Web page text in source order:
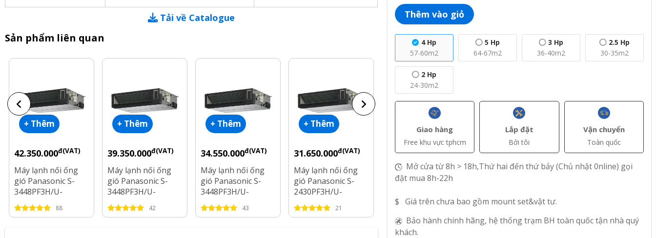
Tải về Catalogue
Sản phẩm liên quan
+ Thêm
42.350.000đ(VAT)
Máy lạnh nối ống
gió Panasonic S-
3448PF3H/U-
48PR1H5 Inverter
5.5 Hp
88
+ Thêm
39.350.000đ(VAT)
Máy lạnh nối ống
gió Panasonic S-
3448PF3H/U-
43PR1H5 Inverter 5
Hp
42
+ Thêm
34.550.000đ(VAT)
Máy lạnh nối ống
gió Panasonic S-
3448PF3H/U-
34PR1H5 Inverter 4
Hp
43
+ Thêm
31.650.000đ(VAT)
Máy lạnh nối ống
gió Panasonic S-
2430PF3H/U-
30PR1H5 Inverter
3.5 Hp
21
28.550.000đ(VAT)
Máy lạnh nối ống
gió Panasonic S-
24PR1H5 Inverter 3
+ Thêm
27.250.000đ(VAT)
Máy lạnh nối ống
21PR1H5 Inverter
+ Thêm
22.050.000đ(VAT)
Máy lạnh nối ống
Thêm vào giỏ
4 Hp
57-60m2
5 Hp
64-67m2
3 Hp
36-40m2
2.5 Hp
30-35m2
2 Hp
24-30m2
Giao hàng
Free khu vực tphcm
Lắp đặt
Bởi tôi
Vận chuyển
Toàn quốc
Mở cửa từ 8h > 18h,Thứ hai đến thứ bảy (Chủ nhật 0nline) gọi
đặt mua 8h-22h
$ Giá trên chưa bao gồm mount set&vật tư.
Bảo hành chính hãng, hệ thống trạm BH toàn quốc tận nhà quý
khách.